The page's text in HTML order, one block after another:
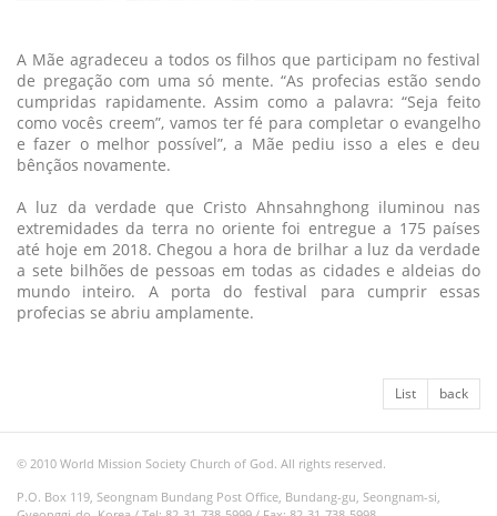
A Mãe agradeceu a todos os filhos que participam no festival
de pregação com uma só mente. “As profecias estão sendo
cumpridas rapidamente. Assim como a palavra: “Seja feito
como vocês creem”, vamos ter fé para completar o evangelho
e fazer o melhor possível”, a Mãe pediu isso a eles e deu
bênçãos novamente.
A luz da verdade que Cristo Ahnsahnghong iluminou nas
extremidades da terra no oriente foi entregue a 175 países
até hoje em 2018. Chegou a hora de brilhar a luz da verdade
a sete bilhões de pessoas em todas as cidades e aldeias do
mundo inteiro. A porta do festival para cumprir essas
profecias se abriu amplamente.
List back
© 2010 World Mission Society Church of God. All rights reserved.
P.O. Box 119, Seongnam Bundang Post Office, Bundang-gu, Seongnam-si,